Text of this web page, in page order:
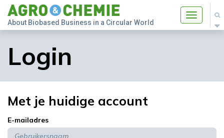
Toggle
About Biobased Business in a Circular World
Login
Met je huidige account
E-mailadres